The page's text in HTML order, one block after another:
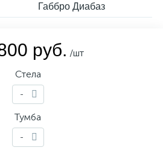
Габбро Диабаз
руб. /шт
Стела
-
Тумба
-